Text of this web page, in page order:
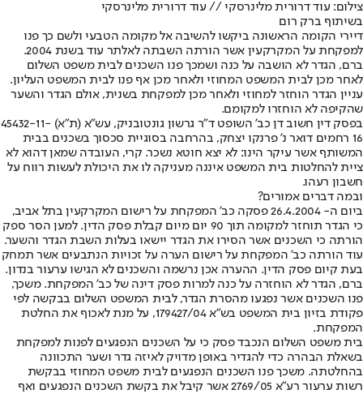
צילום: עוד דרורית מלינרסקי // עוד דרורית מלינרסקי
בשיתוף ברק רום
דיירי הקומה הראשונה ביקשו להשיבה אל מקומה הטבעי ולשם כך פנו
למפקחת על המקרקעין אשר הורתה השבתה לאלתר עוד בשנת 2004.
ברם, הגדר לא הושבה על כנה ושמכך פנו השכנים לבית משפט השלום
לאחר מכן לבית המשפט המחוזי ולאחר מכן אף פנו לבית המשפט העליון.
עניין הגדר הוחזר למחוזי ולאחר מכן למפקחת בשנית, אולם הגדר והשער
שהקיפה לא הוחזרו למקומם.
בפסק דין חשוב דן כב’ השופט ד”ר גרשון גונטובניק, עש”א (ת”א) 45432-11-
16 רחמים דואר נ’ פרנקו יצחק, בהרחבה בסוגיית סכסוך בשכנים בבית
המשותף אשר עיקר הינו: לא יצא חוטא נשכר. קרי, העובדה שמאן דהוא לא
ציית להחלטות בית המשפט איננה מעניקה לו את היכולת לעשות רווח על
חשבון רעהו.
ובמה דברים אמורים?
ביום ה- 26.4.2004 פסקה כב’ המפקחת על רישום המקרקעין בתל אביב,
כי הגדר תוחזר למקומה תוך 90 יום מיום קבלת פסק הדין. למען הסר ספק
הורתה כי השכנים אשר הסירו את הגדר יישאו בעלות השבת הגדר והשער.
עוד הורתה כב’ המפקחת על רישום הערה על זכויות הנתבעים אשר תמחק
בעת קיום פסק הדין. ההערה אכן נרשמה והשכנים לא הגישו ערעור בנדון.
ברם, הגדר לא הוחזרה על כנה למרות פסק דינה של כב’ המפקחת. משכך,
פנו השכנים אשר נפגעו מהסרת הגדר, לבית המשפט השלום בבקשה לפי
פקודת בזיון בית המשפט בש”א 179427/04, על מנת לאכוף את החלטת
המפקחת.
בית משפט השלום הנכבד פסק כי על השכנים הנפגעים לפנות למפקחת
בשאלת הבהרה כדי להגדיר באופן מדויק לאיזה גדר ושער התכוונה
בהחלטתה. משכך פנו השכנים הנפגעים לבית משפט המחוזי בבקשת
רשות ערעור רע”א 2769/05 אשר קיבל את בקשת השכנים הנפגעים ואף